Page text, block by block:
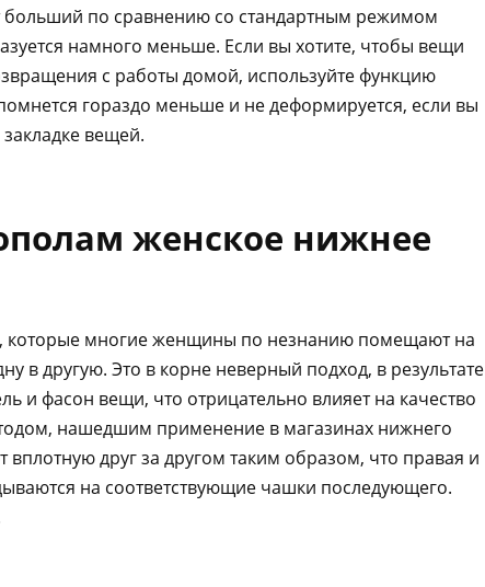
больший по сравнению со стандартным режимом
намного меньше. Если вы хотите, чтобы вещи
с работы домой, используйте функцию
гораздо меньше и не деформируется, если вы
вещей.
женское нижнее
которые многие женщины по незнанию помещают на
в другую. Это в корне неверный подход, в результате
и фасон вещи, что отрицательно влияет на качество
нашедшим применение в магазинах нижнего
друг за другом таким образом, что правая и
на соответствующие чашки последующего.